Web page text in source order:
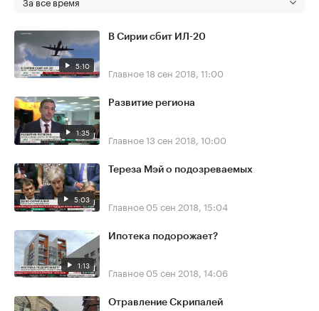
5:10
В Сирии сбит ИЛ-20
Главное18 сен 2018, 11:00
1:35
Развитие региона
Главное13 сен 2018, 10:00
5:03
Тереза Мэй о подозреваемых
Главное 05 сен 2018, 15:04
1:13
Ипотека подорожает?
Главное 05 сен 2018, 14:06
Отравление Скрипалей